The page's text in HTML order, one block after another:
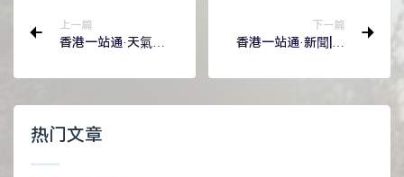
上一篇
香港一站通·天氣資
下一篇
香港一站通·新聞|最
热门文章